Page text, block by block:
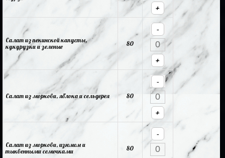
+
Салат из пекинской капусты,
кукурузки и зеленые
80
-
+
Салат из моркови, яблока и сельдерея 80
-
+
Салат из моркови, изюмом и
тыквенными семечками
80
-